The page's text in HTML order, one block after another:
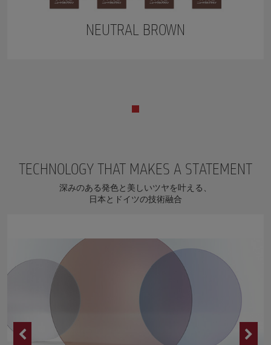
NEUTRAL BROWN
TECHNOLOGY THAT MAKES A STATEMENT
深みのある発色と美しいツヤを叶える、
日本とドイツの技術融合